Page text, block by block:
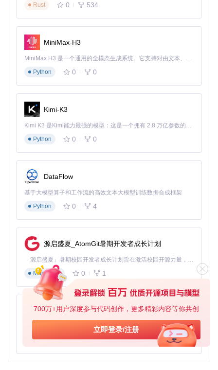
700万+用户深度参与代码创作，更多精彩内容等你共创
立即登录/注册
Rust
0 534
MiniMax-H3
MiniMax H3 是一个通用的全模态生成系统。它支持对由文本、图像、视频和音频组成的多模态上下文进行统一理解，并能生成分辨率高达 2K、时长可达 15 秒的带原生立体声音频的视频。得益于面向任务泛化的系统设计，H3 在预训练阶段就已具备广泛的多模态上下文理解与生成能力，能够出色地执行复杂的多模态指令。
Python
0 0
Kimi-K3
Kimi K3 是Kimi能力最强的模型：这是一个拥有 2.8 万亿参数的混合专家（MoE）模型，具备原生视觉理解能力，并支持 100 万 token 的上下文窗口。
Python
0 0
DataFlow
基于大模型算子和工作流的高效文本大模型训练数据合成框架
Python
0 4
源启盛夏_AtomGit暑期开发者成长计划
「源启盛夏」暑期校园开发者成长计划旨在激活校园开源力量，通过积分激励、认证扶持、资源倾斜等形式，引导高校组织和开发者完成「入驻 — 建项目 — 做贡献 — 获认证 — 得资源」的完整闭环。无论你是想带领社团入驻平台的组织者，还是希望用代码贡献证明自己的开发者，都能在这里找到属于你的成长路径。
Markdown
0 1
py-xiaozhi
基于Python的Xiaozhi AI，适用于想要完整Xiaozhi体验而无需拥有专用硬件的用户。
Python
0 1